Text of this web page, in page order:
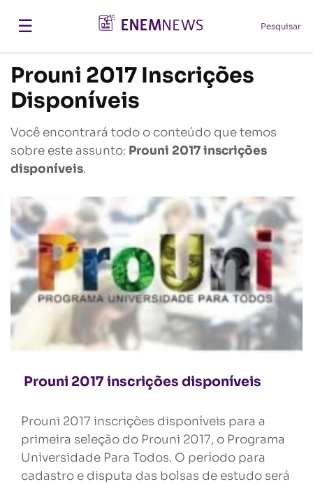
☰ Pesquisar
Prouni 2017 Inscrições
Disponíveis
Você encontrará todo o conteúdo que temos
sobre este assunto: Prouni 2017 inscrições
disponíveis.
Prouni 2017 inscrições disponíveis
Prouni 2017 inscrições disponíveis para a
primeira seleção do Prouni 2017, o Programa
Universidade Para Todos. O período para
cadastro e disputa das bolsas de estudo será